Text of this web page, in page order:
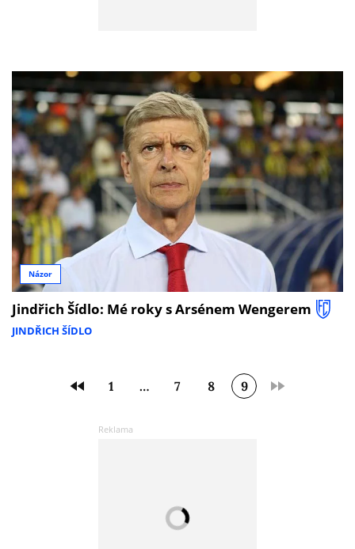
Názor
Jindřich Šídlo: Mé roky s Arsénem Wengerem
JINDŘICH ŠÍDLO
1 … 7 8 9